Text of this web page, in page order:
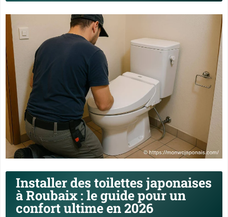
Installer des toilettes japonaises
à Roubaix : le guide pour un
confort ultime en 2026